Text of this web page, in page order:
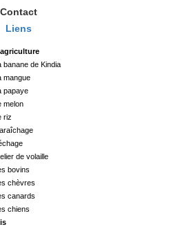
Contact
Liens
banane de Kindia
mangue
papaye
melon
riz
de volaille
bovins
chèvres
canards
chiens